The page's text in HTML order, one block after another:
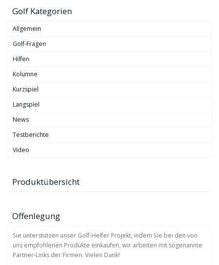
Golf Kategorien
Allgemein
Golf-Fragen
Hilfen
Kolumne
Kurzspiel
Langspiel
News
Testberichte
Video
Produktübersicht
Offenlegung
Sie unterstützen unser Golf-Helfer Projekt, indem Sie bei den von
uns empfohlenen Produkte einkaufen, wir arbeiten mit sogenannte
Partner-Links der Firmen. Vielen Dank!